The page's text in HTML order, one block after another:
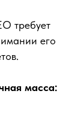
требует
его
масса: